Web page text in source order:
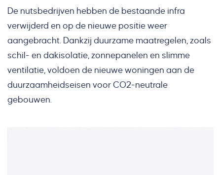
De nutsbedrijven hebben de bestaande infra
verwijderd en op de nieuwe positie weer
aangebracht. Dankzij duurzame maatregelen, zoals
schil- en dakisolatie, zonnepanelen en slimme
ventilatie, voldoen de nieuwe woningen aan de
duurzaamheidseisen voor CO2-neutrale
gebouwen.